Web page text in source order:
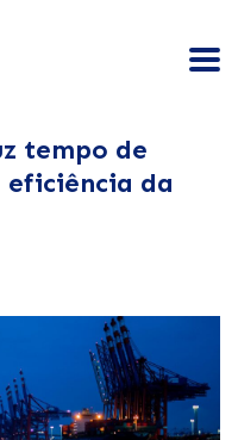
tempo de
eficiência da